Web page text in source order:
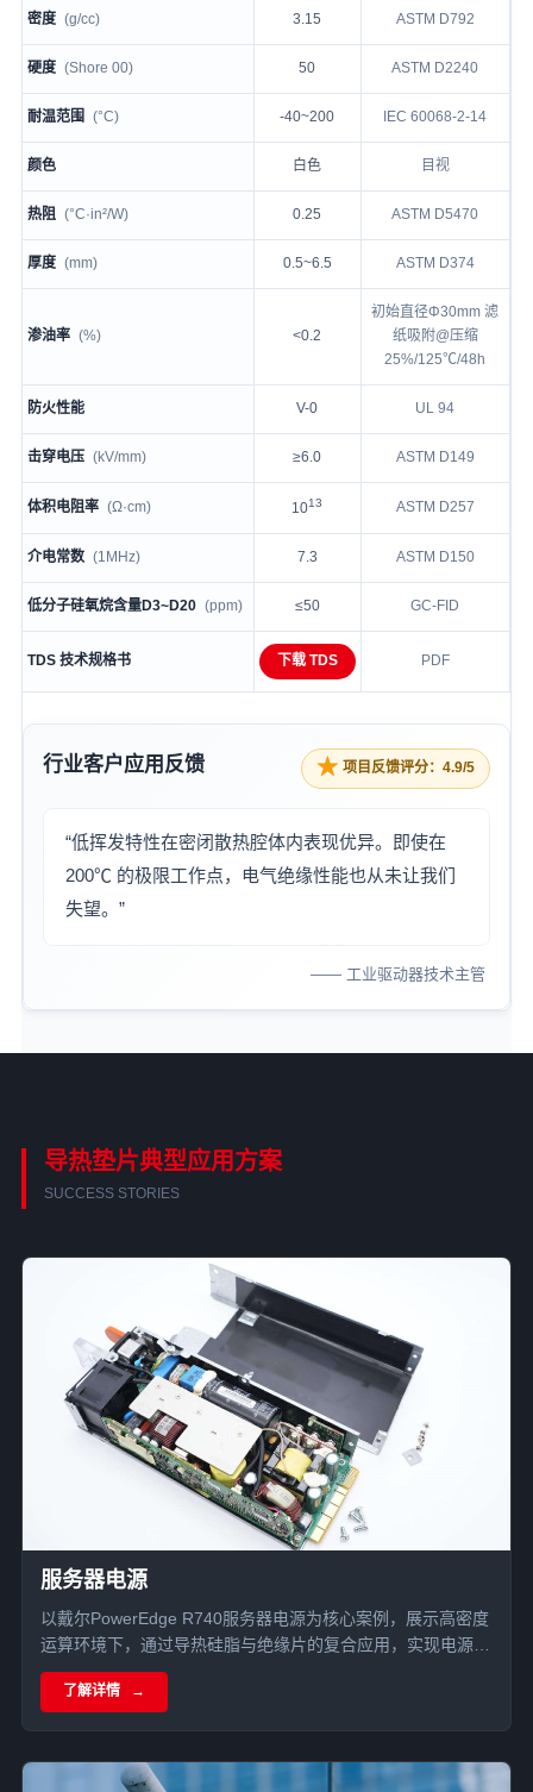
密度 (g/cc) 3.15 ASTM D792
硬度 (Shore 00) 50 ASTM D2240
耐温范围 (°C) -40~200 IEC 60068-2-14
颜色 白色 目视
热阻 (°C·in²/W) 0.25 ASTM D5470
厚度 (mm) 0.5~6.5 ASTM D374
渗油率 (%) <0.2
初始直径Φ30mm 滤
纸吸附@压缩
25%/125℃/48h
防火性能 V-0 UL 94
击穿电压 (kV/mm) ≥6.0 ASTM D149
体积电阻率 (Ω·cm) 1013 ASTM D257
介电常数 (1MHz) 7.3 ASTM D150
低分子硅氧烷含量D3~D20 (ppm) ≤50 GC-FID
TDS 技术规格书 下载 TDS PDF
行业客户应用反馈 ★ 项目反馈评分：4.9/5
“低挥发特性在密闭散热腔体内表现优异。即使在
200℃ 的极限工作点，电气绝缘性能也从未让我们
失望。”
—— 工业驱动器技术主管
导热垫片典型应用方案
SUCCESS STORIES
服务器电源
以戴尔PowerEdge R740服务器电源为核心案例，展示高密度
运算环境下，通过导热硅脂与绝缘片的复合应用，实现电源模
块热效率突破与系统稳定性的深度优化。
了解详情